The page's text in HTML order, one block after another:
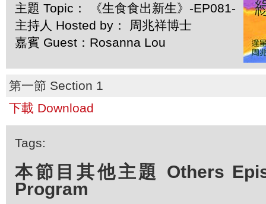
主題 Topic： 《生食食出新生》-EP081-
主持人 Hosted by： 周兆祥博士
嘉賓 Guest：Rosanna Lou
第一節 Section 1
下載 Download
Tags:
本節目其他主題 Others
Program